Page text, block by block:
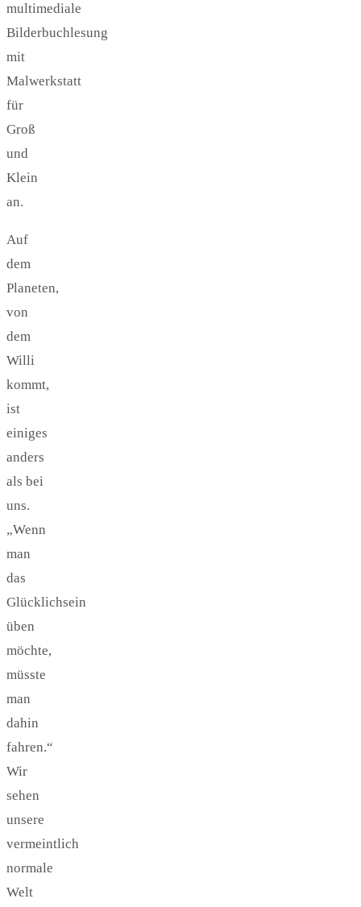
multimediale
Bilderbuchlesung
mit
Malwerkstatt
für
Groß
und
Klein
an.
Auf
dem
Planeten,
von
dem
Willi
kommt,
ist
einiges
anders
als bei
uns.
„Wenn
man
das
Glücklichsein
üben
möchte,
müsste
man
dahin
fahren.“
Wir
sehen
unsere
vermeintlich
normale
Welt